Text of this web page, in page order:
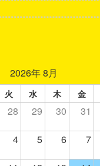
2026年 8月
火 水 木 金
28 29 30 31
4 5 6 7